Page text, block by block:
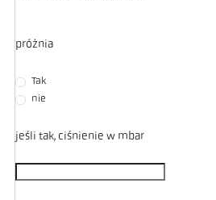
próżnia
Tak
nie
jeśli tak, ciśnienie w mbar